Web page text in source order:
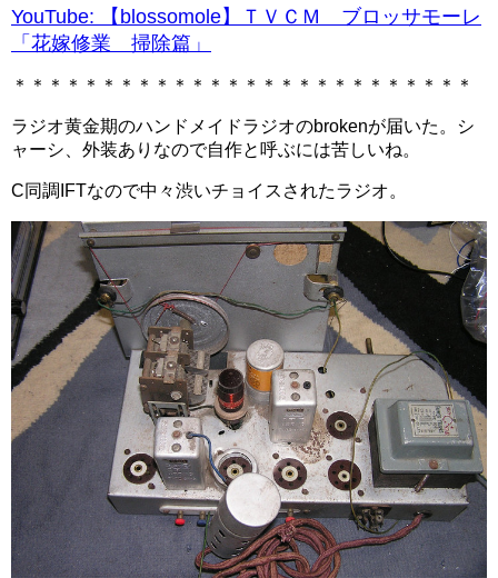
YouTube: 【blossomole】ＴＶＣＭ ブロッサモーレ
「花嫁修業 掃除篇」
＊＊＊＊＊＊＊＊＊＊＊＊＊＊＊＊＊＊＊＊＊＊＊＊＊＊
ラジオ黄金期のハンドメイドラジオのbrokenが届いた。シ
ャーシ、外装ありなので自作と呼ぶには苦しいね。
C同調IFTなので中々渋いチョイスされたラジオ。